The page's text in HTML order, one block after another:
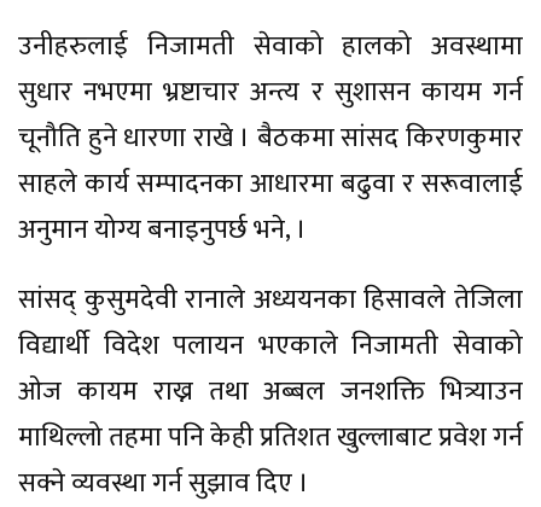
उनीहरुलाई निजामती सेवाको हालको अवस्थामा
सुधार नभएमा भ्रष्टाचार अन्त्य र सुशासन कायम गर्न
चूनौति हुने धारणा राखे । बैठकमा सांसद किरणकुमार
साहले कार्य सम्पादनका आधारमा बढुवा र सरूवालाई
अनुमान योग्य बनाइनुपर्छ भने, ।
सांसद् कुसुमदेवी रानाले अध्ययनका हिसावले तेजिला
विद्यार्थी विदेश पलायन भएकाले निजामती सेवाको
ओज कायम राख्न तथा अब्बल जनशक्ति भित्र्याउन
माथिल्लो तहमा पनि केही प्रतिशत खुल्लाबाट प्रवेश गर्न
सक्ने व्यवस्था गर्न सुझाव दिए ।